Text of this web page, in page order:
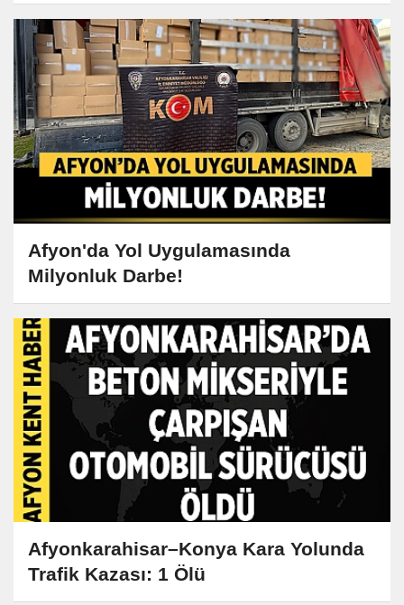
Afyon'da Yol Uygulamasında
Milyonluk Darbe!
Afyonkarahisar–Konya Kara Yolunda
Trafik Kazası: 1 Ölü